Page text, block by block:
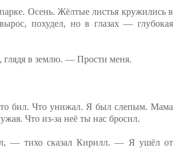
Осень. Жёлтые листья кружились в
похудел, но в глазах — глубокая
в землю. — Прости меня.
бил. Что унижал. Я был слепым. Мама
Что из-за неё ты нас бросил.
— тихо сказал Кирилл. — Я ушёл от